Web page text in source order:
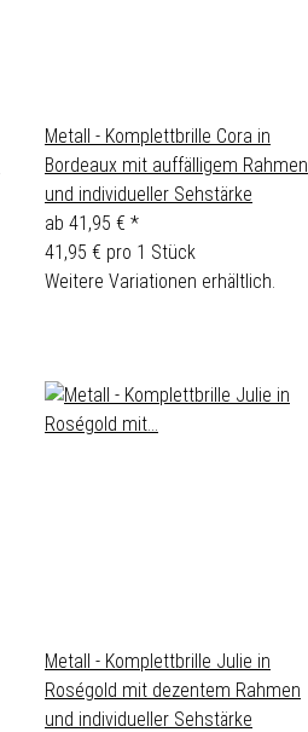
Metall - Komplettbrille Cora in
Bordeaux mit auffälligem Rahmen
und individueller Sehstärke
ab 41,95 € *
41,95 € pro 1 Stück
Weitere Variationen erhältlich.
Metall - Komplettbrille Julie in
Roségold mit dezentem Rahmen
und individueller Sehstärke